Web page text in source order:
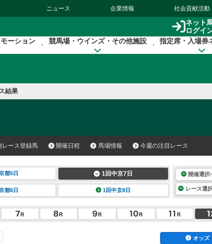
ニュース 企業情報 社会貢献活動
ネット
ログイ
ーション 競馬場・ウインズ・その他施設 指定席・入場券
結果
レース登録馬 開催日程 馬場情報 今週の注目レース
都5日 1回中京7日
都6日 1回中京8日
開催選択
レース選
オッズ